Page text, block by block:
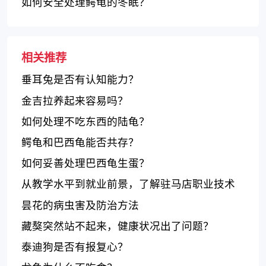
相关推荐
垂耳兔是否有认知能力？
金吉拉养起来容易吗？
如何处理不吃东西的陆龟？
鳄龟和巴西龟能否共存？
如何妥善处理巴西龟生蛋？
从教学水平到就业前景，了解驻马店职业技术
学院的评价
昙花的病虫害及防治方法
藏獒突然站不起来，健康状况出了问题？
泰迪狗是否有报复心？